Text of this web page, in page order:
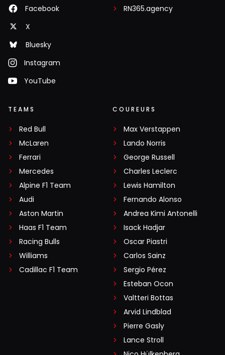
Facebook
X
Bluesky
Instagram
YouTube
RN365.agency
TEAMS
Red Bull
McLaren
Ferrari
Mercedes
Alpine F1 Team
Audi
Aston Martin
Haas F1 Team
Racing Bulls
Williams
Cadillac F1 Team
COUREURS
Max Verstappen
Lando Norris
George Russell
Charles Leclerc
Lewis Hamilton
Fernando Alonso
Andrea Kimi Antonelli
Isack Hadjar
Oscar Piastri
Carlos Sainz
Sergio Pérez
Esteban Ocon
Valtteri Bottas
Arvid Lindblad
Pierre Gasly
Lance Stroll